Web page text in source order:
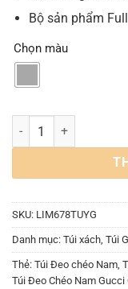
Bộ sản phẩm
Chọn màu
Túi Đeo Chéo Nam
SKU: LIM678TUYG
Danh mục: Túi xách Túi
Thẻ: Túi Đeo chéo Nam
Túi Đeo Chéo Nam Gucci